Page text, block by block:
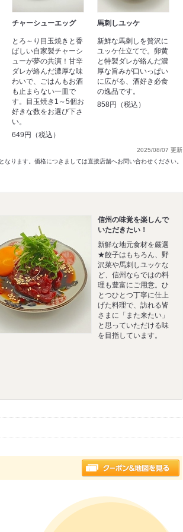
チャーシューエッグ
とろ～り目玉焼きと香
ばしい自家製チャーシ
ューが夢の共演！甘辛
ダレが絡んだ濃厚な味
わいで、ごはんもお酒
も止まらない一皿で
す。目玉焼き1～5個お
好きな数をお選び下さ
い。
649円（税込）
馬刺しユッケ
新鮮な馬刺しを贅沢に
ユッケ仕立てで。卵黄
と特製ダレが絡んだ濃
厚な旨みが口いっぱい
に広がる、酒好き必食
の逸品です。
858円（税込）
2025/08/07 更新
ります。価格につきましては直接店舗へお問い合わせください。
信州の味覚を楽しんで
いただきたい！
新鮮な地元食材を厳選
★餃子はもちろん、野
沢菜や馬刺しユッケな
ど、信州ならではの料
理も豊富にご用意。ひ
とつひとつ丁寧に仕上
げた料理で、訪れる皆
さまに「また来たい」
と思っていただける味
を目指しています。